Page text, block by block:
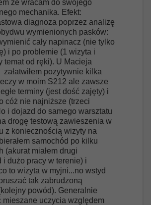
że wracam do swojego
mechanika. Efekt:
diagnoza poprzez analizę
wymienionych pasków:
cały napinacz (nie tylko
i po problemie (1 wizyta i
temat od ręki). U Macieja
pozytywnie kilka
w moim S212 ale zawsze
terminy (jest dość zajęty) i
cóż nie najniższe (trzeci
i dojazd do samego warsztatu
drogę testową zawieszenia w
z koniecznością wizyty na
samochód po kilku
(akurat miałem drugi
i dużo pracy w terenie) i
to wizyta w myjni...no wstyd
tak zabrudzoną
powód). Generalnie
mieszane uczycia względem